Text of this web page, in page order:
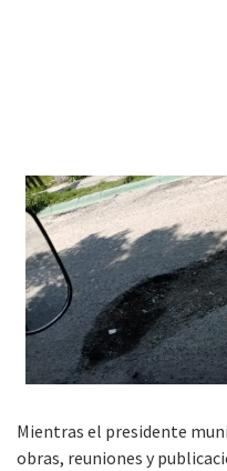
Mientras el presidente
obras, reuniones y